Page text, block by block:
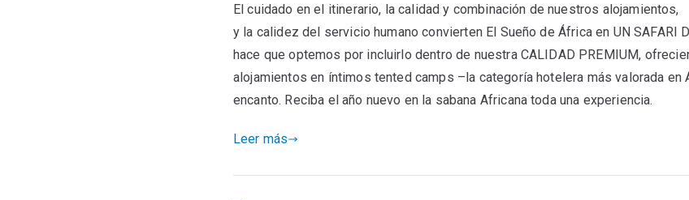
El cuidado en el itinerario, la calidad y combinación de nuestros alojamientos,
y la calidez del servicio humano convierten El Sueño de África en UN SAFARI
hace que optemos por incluirlo dentro de nuestra CALIDAD PREMIUM,
alojamientos en íntimos tented camps –la categoría hotelera más valorada en
encanto. Reciba el año nuevo en la sabana Africana toda una experiencia.
Leer más